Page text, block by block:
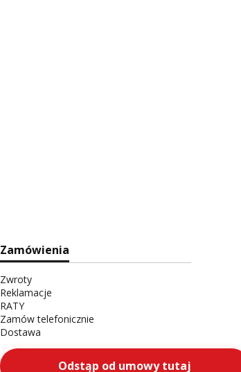
Zamówienia
Zwroty
Reklamacje
RATY
Zamów telefonicznie
Dostawa
Odstąp od umowy tutaj